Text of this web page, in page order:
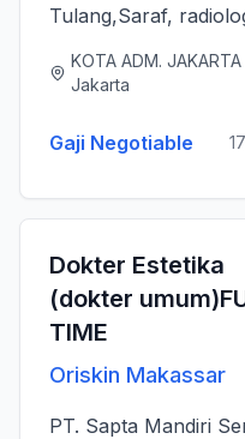
Tulang,Saraf,
ramah dan berjiwa
KOTA ADM.
Jakarta
Gaji Negotiable
Dokter Estetika
(dokter
TIME
Oriskin Makassar
PT. Sapta Mandiri